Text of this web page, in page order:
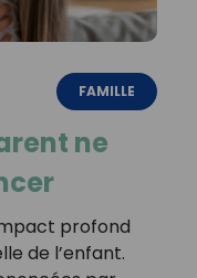
FAMILLE
ne
profond
de l’enfant.